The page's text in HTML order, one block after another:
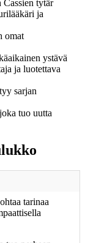
Cassien tytär
ja
omat
ystävä
ja luotettava
sarjan
tuo uutta
tarinaa